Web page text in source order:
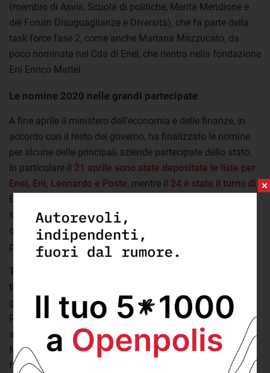
(membro di Asvis, Scuola di politiche, Merita Meridione e
del Forum Disuguaglianze e Diversità), che fa parte della
task force fase 2, come anche Mariana Mazzucato, da
poco nominata nel Cda di Enel, che rientra nella fondazione
Eni Enrico Mattei.
Le nomine 2020 nelle grandi partecipate
A fine aprile il ministero dell'economia e delle finanze, in
accordo con il resto del governo, ha finalizzato le nomine
per alcune delle principali aziende partecipate dello stato.
In particolare il 21 aprile sono state depositate le liste per
Enel, Eni, Leonardo e Poste, mentre il 24 è stato il turno di
Banca Monte dei paschi di Siena
sfera istituzionale ed economica del nostro paese, in
quanto coinvolte le più importanti imprese gestiste
pubblicamente.
Tra le personalità coinvolte, 7 figurano come membri di
think tank
guida di Leonardo, membro di Italiadecide (Violante),
ResPublica (Belloni) e Symbola (Realacci). Luca Bader,
attuale consigliere proprio di Leonardo, che è passato in
Monte dei Paschi di Siena, fa parte sia del Centro per un
futuro sostenibile (Rutelli) che del Centro studi politica